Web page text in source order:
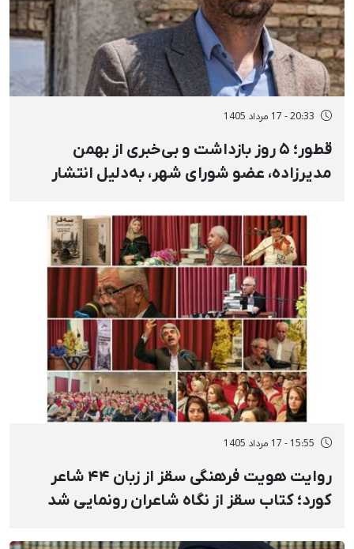
20:33 - 17 مرداد 1405
قطور؛ ۵ روز بازداشت و بی‌خبری از بهمن
مدیرزاده، عضو شورای شهر، به‌دلیل انتشار
15:55 - 17 مرداد 1405
روایت هویت فرهنگی سقز از زبان ۴۴ شاعر
کورد؛ کتاب سقز از نگاه شاعران رونمایی شد